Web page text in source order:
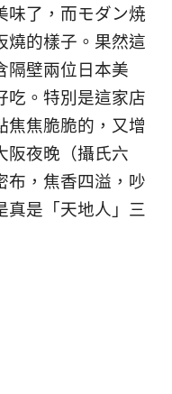
味了，而モダン焼
燒的樣子。果然這
隔壁兩位日本美
吃。特別是這家店
焦焦脆脆的，又增
阪夜晚（攝氏六
布，焦香四溢，吵
真是「天地人」三